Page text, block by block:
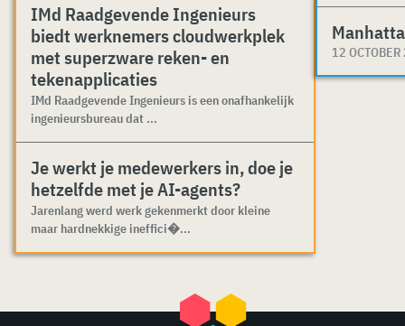
IMd Raadgevende Ingenieurs
biedt werknemers cloudwerkplek
met superzware reken- en
tekenapplicaties
IMd Raadgevende Ingenieurs is een onafhankelijk
ingenieursbureau dat ...
Je werkt je medewerkers in, doe je
hetzelfde met je AI-agents?
Jarenlang werd werk gekenmerkt door kleine
maar hardnekkige ineffici�...
12